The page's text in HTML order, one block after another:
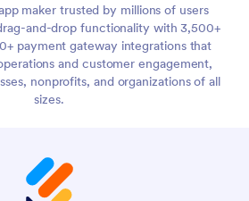
maker trusted by millions of users
and-drop functionality with 3,500+
payment gateway integrations that
and customer engagement,
nonprofits, and organizations of all
sizes.